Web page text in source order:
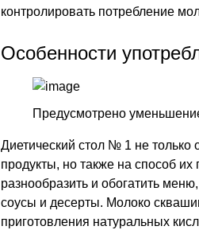
контролировать потребление
Особенности
Предусмотрено
Диетический стол № 1 не
продукты, но также на способ
разнообразить и обогатить
соусы и десерты. Молоко
приготовления натуральных